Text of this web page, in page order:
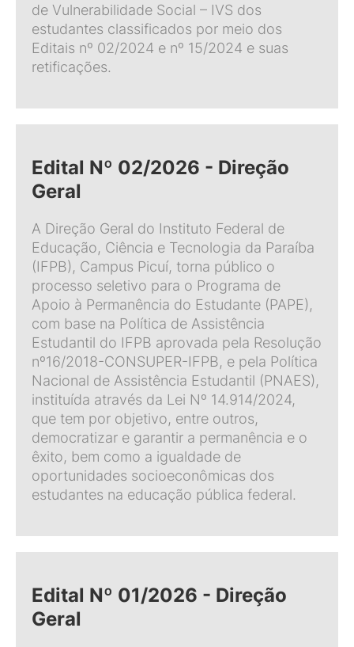
de Vulnerabilidade Social – IVS dos
estudantes classificados por meio dos
Editais nº 02/2024 e nº 15/2024 e suas
retificações.
Edital Nº 02/2026 - Direção
Geral
A Direção Geral do Instituto Federal de
Educação, Ciência e Tecnologia da Paraíba
(IFPB), Campus Picuí, torna público o
processo seletivo para o Programa de
Apoio à Permanência do Estudante (PAPE),
com base na Política de Assistência
Estudantil do IFPB aprovada pela Resolução
nº16/2018-CONSUPER-IFPB, e pela Política
Nacional de Assistência Estudantil (PNAES),
instituída através da Lei Nº 14.914/2024,
que tem por objetivo, entre outros,
democratizar e garantir a permanência e o
êxito, bem como a igualdade de
oportunidades socioeconômicas dos
estudantes na educação pública federal.
Edital Nº 01/2026 - Direção
Geral